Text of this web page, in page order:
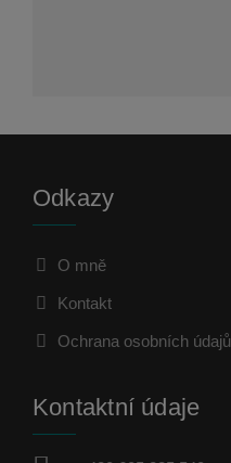
Odkazy
O mně
Kontakt
Ochrana osobních údajů
Kontaktní údaje